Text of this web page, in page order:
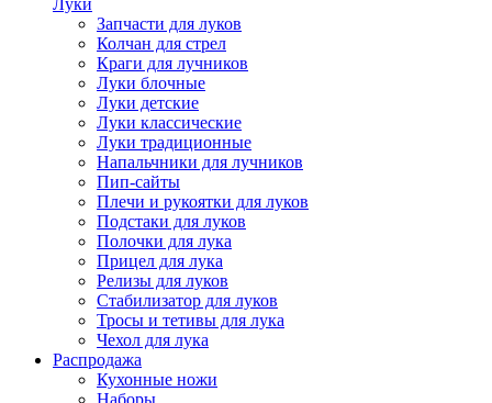
Запчасти для луков
Колчан для стрел
Краги для лучников
Луки блочные
Луки детские
Луки классические
Луки традиционные
Напальчники для лучников
Пип-сайты
Плечи и рукоятки для луков
Подстаки для луков
Полочки для лука
Прицел для лука
Релизы для луков
Стабилизатор для луков
Тросы и тетивы для лука
Чехол для лука
Распродажа
Кухонные ножи
Наборы